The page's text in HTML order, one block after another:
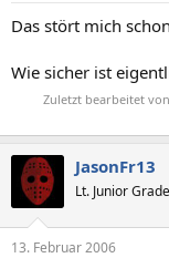
Das stört mich
Wie sicher ist
Zuletzt bearbeitet
JasonFr13
Lt. Junior Grade
13. Februar 2006